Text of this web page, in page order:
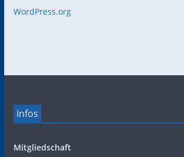
WordPress.org
Infos
Mitgliedschaft